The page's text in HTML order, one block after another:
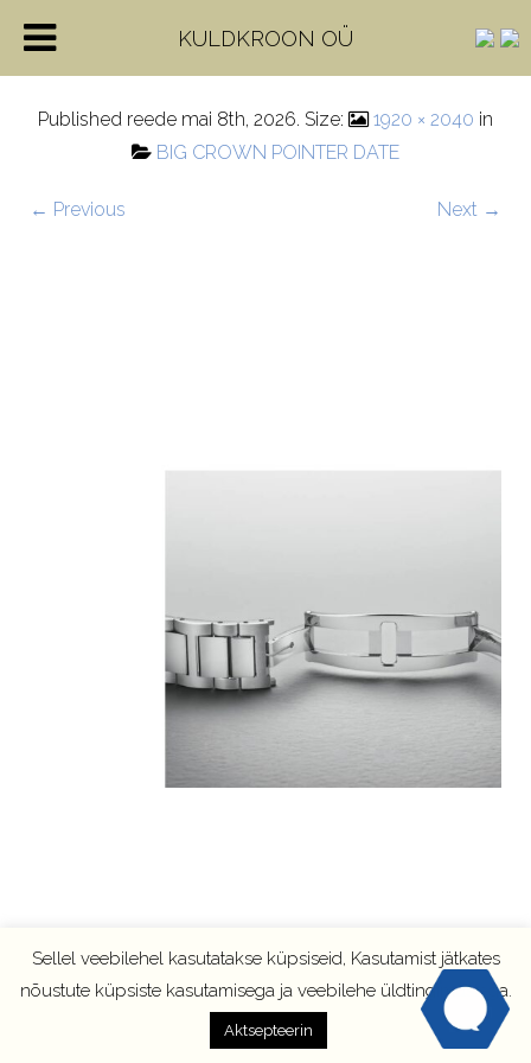
lukk
Published reede mai 8th, 2026. Size: 1920 × 2040 in
BIG CROWN POINTER DATE
← Previous Next →
Sellel veebilehel kasutatakse küpsiseid, Kasutamist jätkates
nõustute küpsiste kasutamisega ja veebilehe üldtingimustega.
Aktsepteerin
KULDKROON OÜ